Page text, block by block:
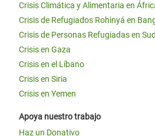
Crisis Climática y Alimentaria en
Crisis de Refugiados Rohinyá en
Crisis de Personas Refugiadas en
Crisis en Gaza
Crisis en el Líbano
Crisis en Siria
Crisis en Yemen
Apoya nuestro trabajo
Haz un Donativo